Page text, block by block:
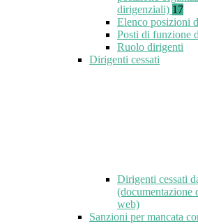
dirigenziali) 17
Elenco posizioni
Posti di funzione
Ruolo dirigenti
Dirigenti cessati
Dirigenti cessati
(documentazione
web)
Sanzioni per mancata